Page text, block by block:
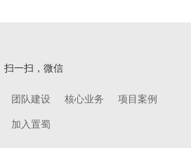
扫一扫，微信
团队建设 核心业务 项目案例
加入置蜀